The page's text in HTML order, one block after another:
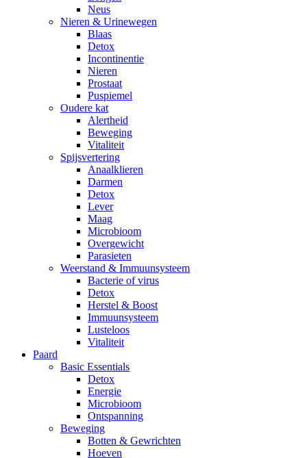
Neus
Nieren & Urinewegen
Blaas
Detox
Incontinentie
Nieren
Prostaat
Puspiemel
Oudere kat
Alertheid
Beweging
Vitaliteit
Spijsvertering
Anaalklieren
Darmen
Detox
Lever
Maag
Microbioom
Overgewicht
Parasieten
Weerstand & Immuunsysteem
Bacterie of virus
Detox
Herstel & Boost
Immuunsysteem
Lusteloos
Vitaliteit
Paard
Basic Essentials
Detox
Energie
Microbioom
Ontspanning
Beweging
Botten & Gewrichten
Hoeven